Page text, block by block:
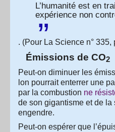
L’humanité est en
expérience non
. (Pour La Science n° 335,
Émissions de CO2
Peut-on diminuer les
lon pourrait enterrer une
par la combustion ne
de son gigantisme et de la
engendre.
Peut-on espérer que